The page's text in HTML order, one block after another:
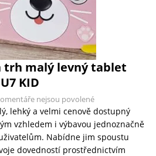
trh malý levný tablet
KID
nejsou povolené
lehký a velmi cenově dostupný
vzhledem i výbavou jednoznačně
Nabídne jim spoustu
dovedností prostřednictvím